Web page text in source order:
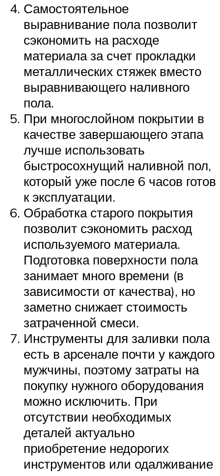
Самостоятельное
выравнивание пола позволит
сэкономить на расходе
материала за счет прокладки
металлических стяжек вместо
выравнивающего наливного
пола.
При многослойном покрытии в
качестве завершающего этапа
лучше использовать
быстросохнущий наливной пол,
который уже после 6 часов готов
к эксплуатации.
Обработка старого покрытия
позволит сэкономить расход
используемого материала.
Подготовка поверхности пола
занимает много времени (в
зависимости от качества), но
заметно снижает стоимость
затраченной смеси.
Инструменты для заливки пола
есть в арсенале почти у каждого
мужчины, поэтому затраты на
покупку нужного оборудования
можно исключить. При
отсутствии необходимых
деталей актуально
приобретение недорогих
инструментов или одалживание